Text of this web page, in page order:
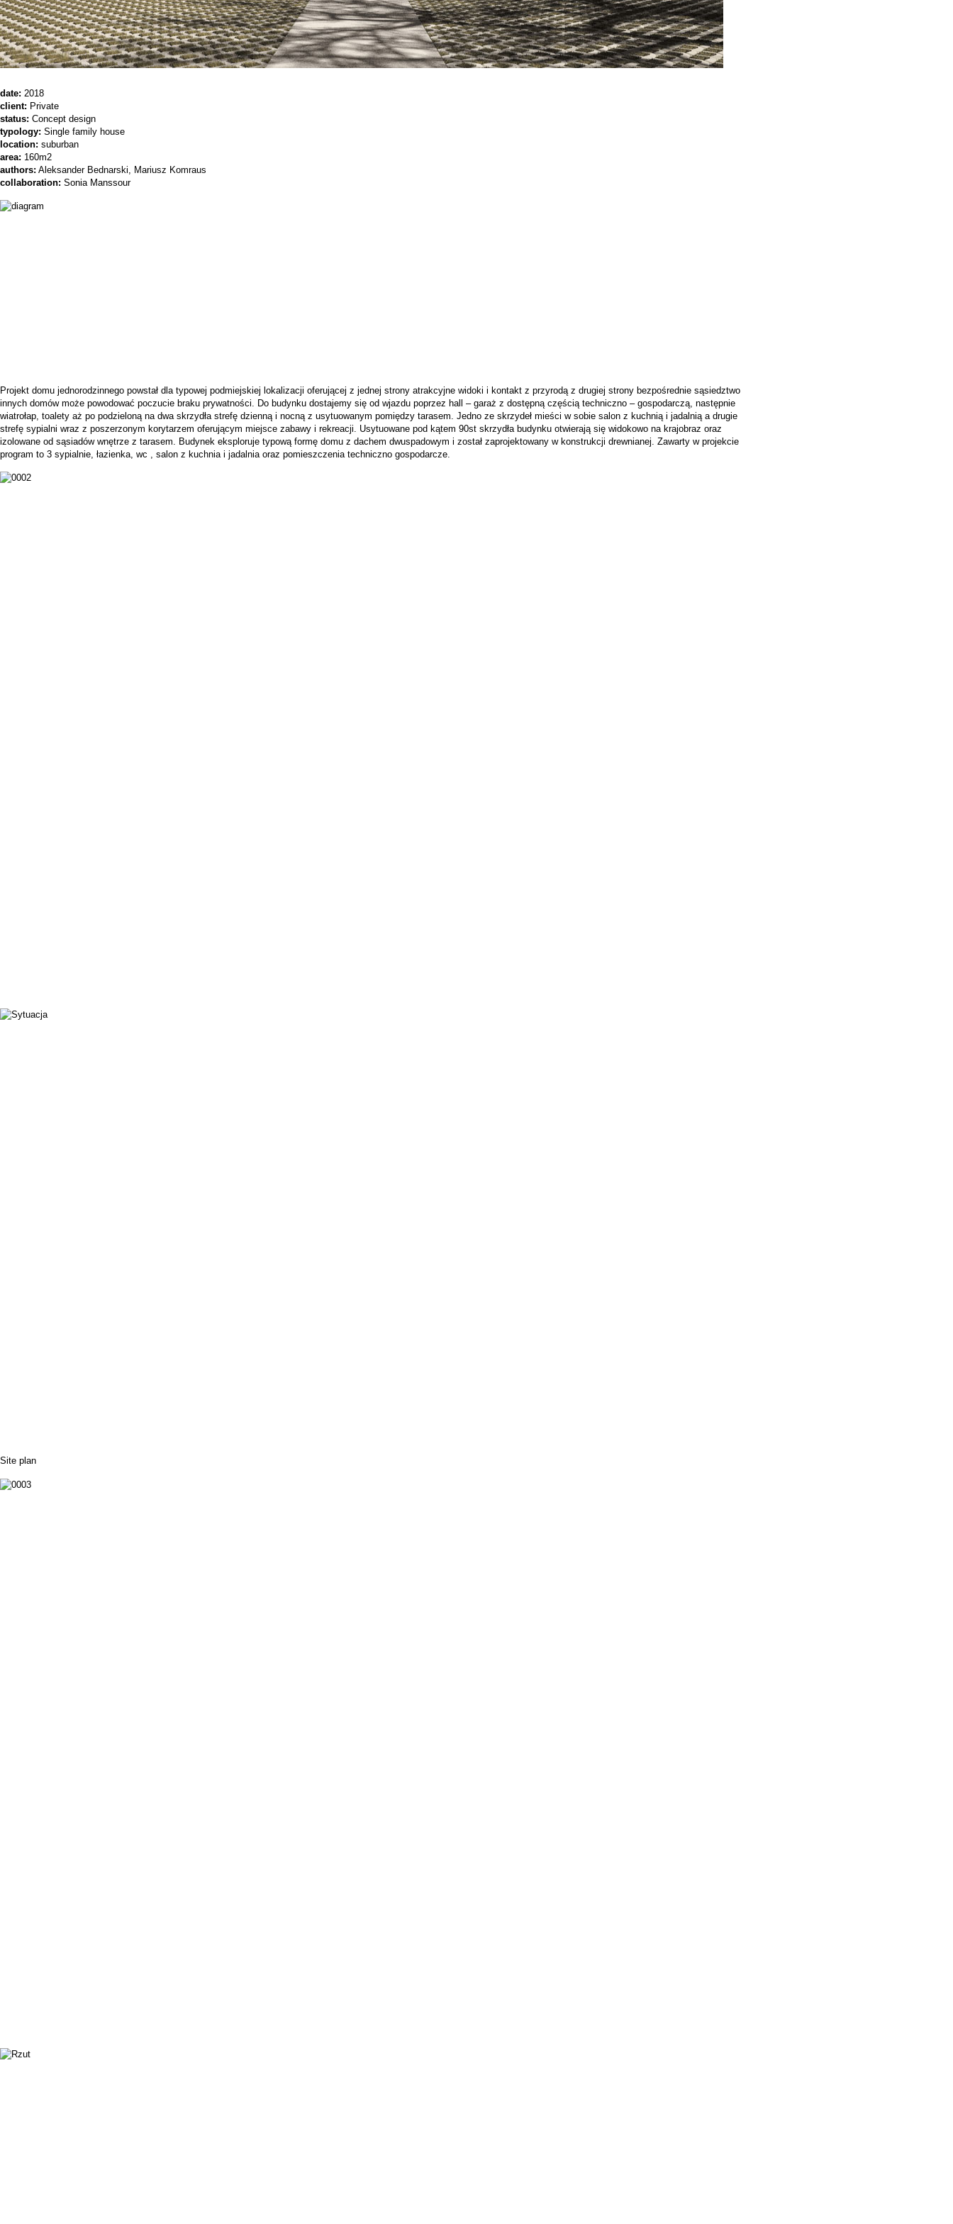
date: 2018
client: Private
status: Concept design
typology: Single family house
location: suburban
area: 160m2
authors: Aleksander Bednarski, Mariusz Komraus
collaboration: Sonia Manssour
Projekt domu jednorodzinnego powstał dla typowej podmiejskiej lokalizacji oferującej z jednej strony atrakcyjne widoki i kontakt z przyrodą z drugiej strony bezpośrednie sąsiedztwo
innych domów może powodować poczucie braku prywatności. Do budynku dostajemy się od wjazdu poprzez hall – garaż z dostępną częścią techniczno – gospodarczą, następnie
wiatrołap, toalety aż po podzieloną na dwa skrzydła strefę dzienną i nocną z usytuowanym pomiędzy tarasem. Jedno ze skrzydeł mieści w sobie salon z kuchnią i jadalnią a drugie
strefę sypialni wraz z poszerzonym korytarzem oferującym miejsce zabawy i rekreacji. Usytuowane pod kątem 90st skrzydła budynku otwierają się widokowo na krajobraz oraz
izolowane od sąsiadów wnętrze z tarasem. Budynek eksploruje typową formę domu z dachem dwuspadowym i został zaprojektowany w konstrukcji drewnianej. Zawarty w projekcie
program to 3 sypialnie, łazienka, wc , salon z kuchnia i jadalnia oraz pomieszczenia techniczno gospodarcze.
Site plan